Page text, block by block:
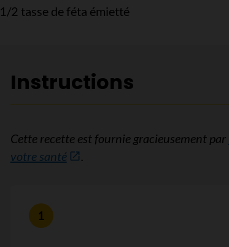
1/2 tasse de féta émietté
Instructions
Cette recette est fournie gracieusement par
votre santé
.